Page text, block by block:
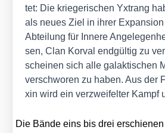
tet: Die krie­ge­ri­schen Yxtrang
als neu­es Ziel in ihrer
Abtei­lung für Inne­re
sen, Clan Kor­val end­gül­tig zu
schei­nen sich alle galak­ti­schen
ver­schwo­ren zu haben. Aus der
xin wird ein ver­zwei­fel­ter Kampf
Die Bän­de eins bis drei